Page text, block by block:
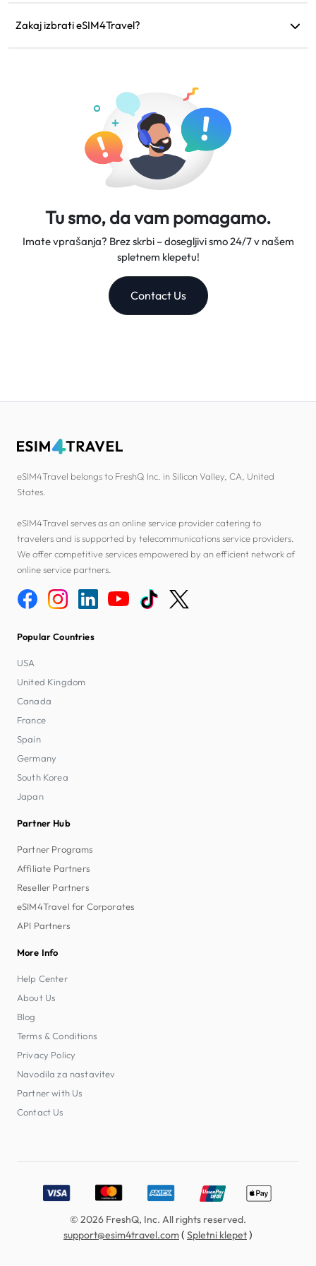
odpovedano ali obstajajo tehnične težave, lahko zahtevate
Zakaj izbrati eSIM4Travel?
zaupanja vrednega sopotnika na vaših potovanjih.
Tu smo, da vam pomagamo.
Imate vprašanja? Brez skrbi – dosegljivi smo 24/7 v našem
spletnem klepetu!
Contact Us
eSIM4Travel belongs to FreshQ Inc. in Silicon Valley, CA, United
States.
eSIM4Travel serves as an online service provider catering to
travelers and is supported by telecommunications service providers.
We offer competitive services empowered by an efficient network of
online service partners.
Popular Countries
USA
United Kingdom
Canada
France
Spain
Germany
South Korea
Japan
Partner Hub
Partner Programs
Affiliate Partners
Reseller Partners
eSIM4Travel for Corporates
API Partners
More Info
Help Center
About Us
Blog
Terms & Conditions
Privacy Policy
Navodila za nastavitev
Partner with Us
Contact Us
Accepted payment methods: Visa, MasterCard, American
© 2026 FreshQ, Inc. All rights reserved.
support@esim4travel.com( Spletni klepet)